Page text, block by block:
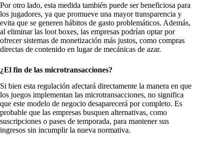
Por otro lado, esta medida también puede ser beneficiosa para
los jugadores, ya que promueve una mayor transparencia y
evita que se generen hábitos de gasto problemáticos. Además,
al eliminar las loot boxes, las empresas podrían optar por
ofrecer sistemas de monetización más justos, como compras
directas de contenido en lugar de mecánicas de azar.
¿El fin de las microtransacciones?
Si bien esta regulación afectará directamente la manera en que
los juegos implementan las microtransacciones, no significa
que este modelo de negocio desaparecerá por completo. Es
probable que las empresas busquen alternativas, como
suscripciones o pases de temporada, para mantener sus
ingresos sin incumplir la nueva normativa.